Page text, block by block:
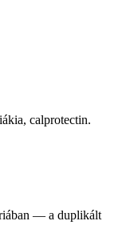
calprotectin.
— a duplikált